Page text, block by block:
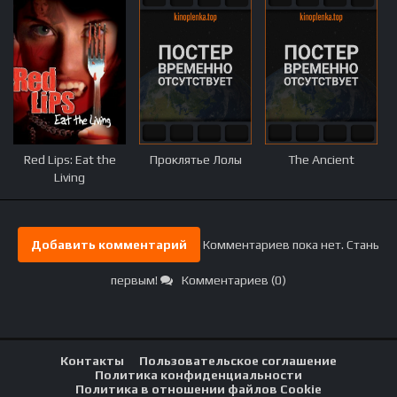
Red Lips: Eat the
Living
Проклятье Лолы The Ancient
Добавить комментарий Комментариев пока нет. Стань
первым! Комментариев (0)
Контакты
Пользовательское соглашение
Политика конфиденциальности
Политика в отношении файлов Cookie